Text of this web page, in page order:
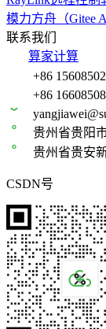
模力方舟（Gitee
联系我们
算家计算
+86
+86
贵州省贵阳
贵州省贵安
CSDN号